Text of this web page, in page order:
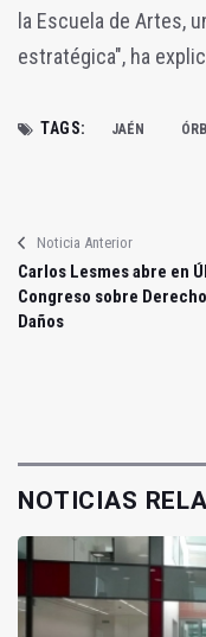
la Escuela de Artes,
estratégica", ha
TAGS: JAÉN
Noticia Anterior
Carlos Lesmes abre en
Congreso sobre
Daños
NOTICIAS